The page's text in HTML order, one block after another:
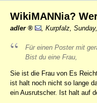
WikiMANNia?
adler Kurpfalz
Für einen Poster mit
Bist du eine Frau,
Sie ist die Frau von Es
ist halt noch nicht so lange
ein Ausrutscher. Ist halt auf